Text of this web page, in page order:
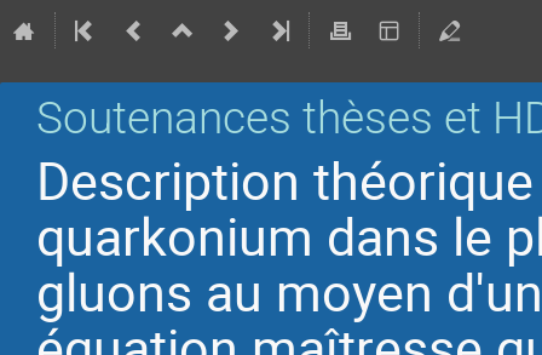
Soutenances thèses et
Description
quarkonium dans le
gluons au moyen